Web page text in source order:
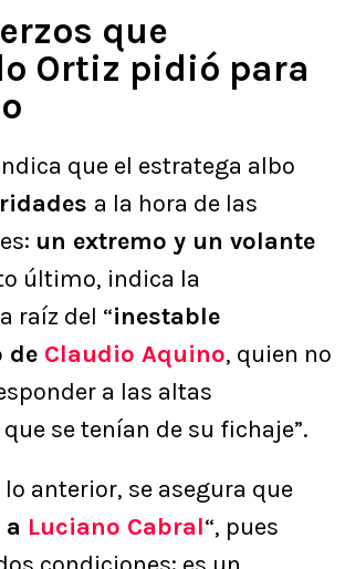
que
Ortiz pidió para
que el estratega albo
a la hora de las
un extremo y un volante
último, indica la
raíz del “inestable
de Claudio Aquino, quien no
a las altas
se tenían de su fichaje”.
lo anterior, se asegura que
Luciano Cabral“, pues